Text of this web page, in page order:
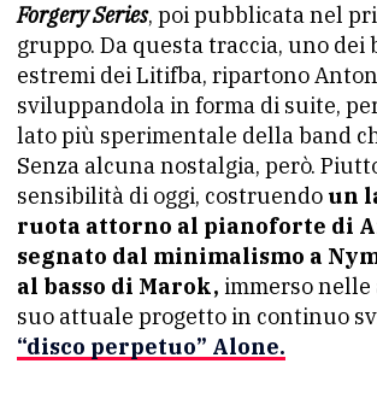
Forgery Series, poi pubblicata nel
gruppo. Da questa traccia, uno dei
estremi dei Litifba, ripartono
sviluppandola in forma di suite,
lato più sperimentale della band
Senza alcuna nostalgia, però.
sensibilità di oggi, costruendo un
ruota attorno al pianoforte di
segnato dal minimalismo a
al basso di Marok, immerso nelle
suo attuale progetto in continuo
“disco perpetuo” Alone.